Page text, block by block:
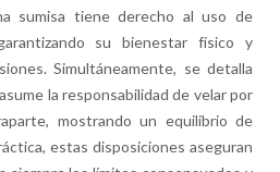
sumisa tiene derecho al uso de
su bienestar físico y
Simultáneamente, se detalla
la responsabilidad de velar por
mostrando un equilibrio de
estas disposiciones aseguran